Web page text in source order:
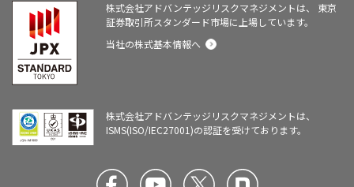
株式会社アドバンテッジリスクマネジメントは、
東京
証券取引所スタンダード市場に上場しています。
当社の株式基本情報へ
株式会社アドバンテッジリスクマネジメントは、
ISMS(ISO/IEC27001)の認証を受けております。